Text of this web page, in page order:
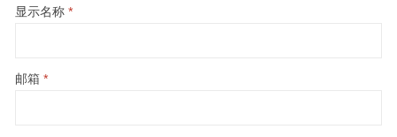
显示名称 *
邮箱 *